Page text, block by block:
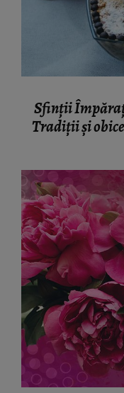
Sfinții
Tradiții și